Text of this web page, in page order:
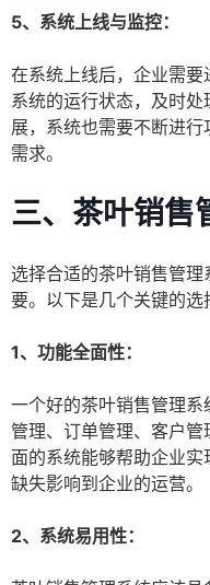
5、系统上线与监控：
在系统上线后，企业需
系统的运行状态，及时
展，系统也需要不断进
需求。
三、茶叶销售
选择合适的茶叶销售管
要。以下是几个关键的选
1、功能全面性：
一个好的茶叶销售管理
管理、订单管理、客户
面的系统能够帮助企业
缺失影响到企业的运营。
2、系统易用性：